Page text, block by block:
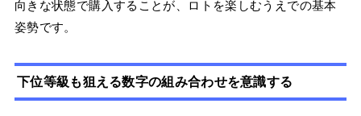
向きな状態で購入することが、ロトを楽しむうえでの基本
姿勢です。
下位等級も狙える数字の組み合わせを意識する